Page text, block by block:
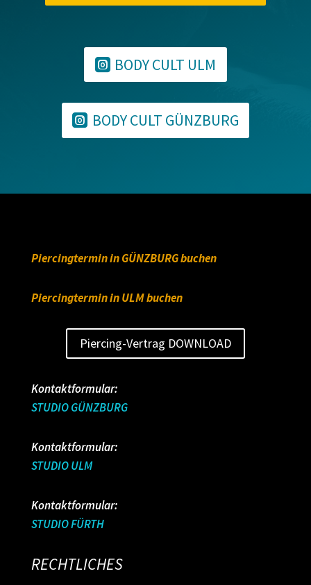
BODY CULT ULM
BODY CULT GÜNZBURG
Piercingtermin in GÜNZBURG buchen
Piercingtermin in ULM buchen
Piercing-Vertrag DOWNLOAD
Kontaktformular:
STUDIO GÜNZBURG
Kontaktformular:
STUDIO ULM
Kontaktformular:
STUDIO FÜRTH
RECHTLICHES